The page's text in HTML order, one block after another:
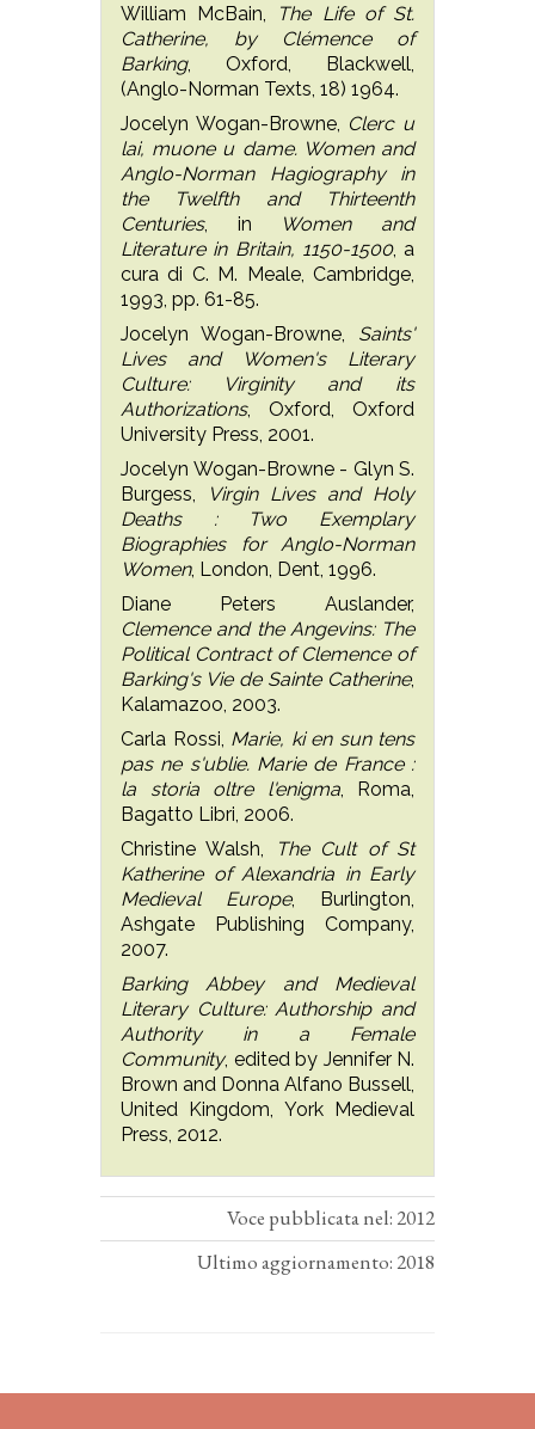
William McBain,
The Life of St.
Catherine, by Clémence of
Barking, Oxford, Blackwell,
(Anglo-Norman Texts, 18) 1964.
Jocelyn Wogan-Browne, Clerc u
lai, muone u dame. Women and
Anglo-Norman Hagiography in
the Twelfth and Thirteenth
Centuries, in
Women and
Literature in Britain, 1150-1500, a
cura di C. M. Meale, Cambridge,
1993, pp. 61-85.
Jocelyn Wogan-Browne, Saints'
Lives and Women's Literary
Culture: Virginity and its
Authorizations, Oxford, Oxford
University Press, 2001.
Jocelyn Wogan-Browne - Glyn S.
Burgess,
Virgin Lives and Holy
Deaths : Two Exemplary
Biographies for Anglo-Norman
Women, London, Dent, 1996.
Diane Peters Auslander,
Clemence and the Angevins: The
Political Contract of Clemence of
Barking's Vie de Sainte Catherine,
Kalamazoo, 2003.
Carla Rossi, Marie, ki en sun tens
pas ne s'ublie. Marie de France :
la storia oltre l'enigma, Roma,
Bagatto Libri, 2006.
Christine Walsh,
The Cult of St
Katherine of Alexandria in Early
Medieval Europe, Burlington,
Ashgate Publishing Company,
2007.
Barking Abbey and Medieval
Literary Culture: Authorship and
Authority in a Female
Community, edited by Jennifer N.
Brown and Donna Alfano Bussell,
United Kingdom, York Medieval
Press, 2012.
Voce pubblicata nel: 2012
Ultimo aggiornamento: 2018